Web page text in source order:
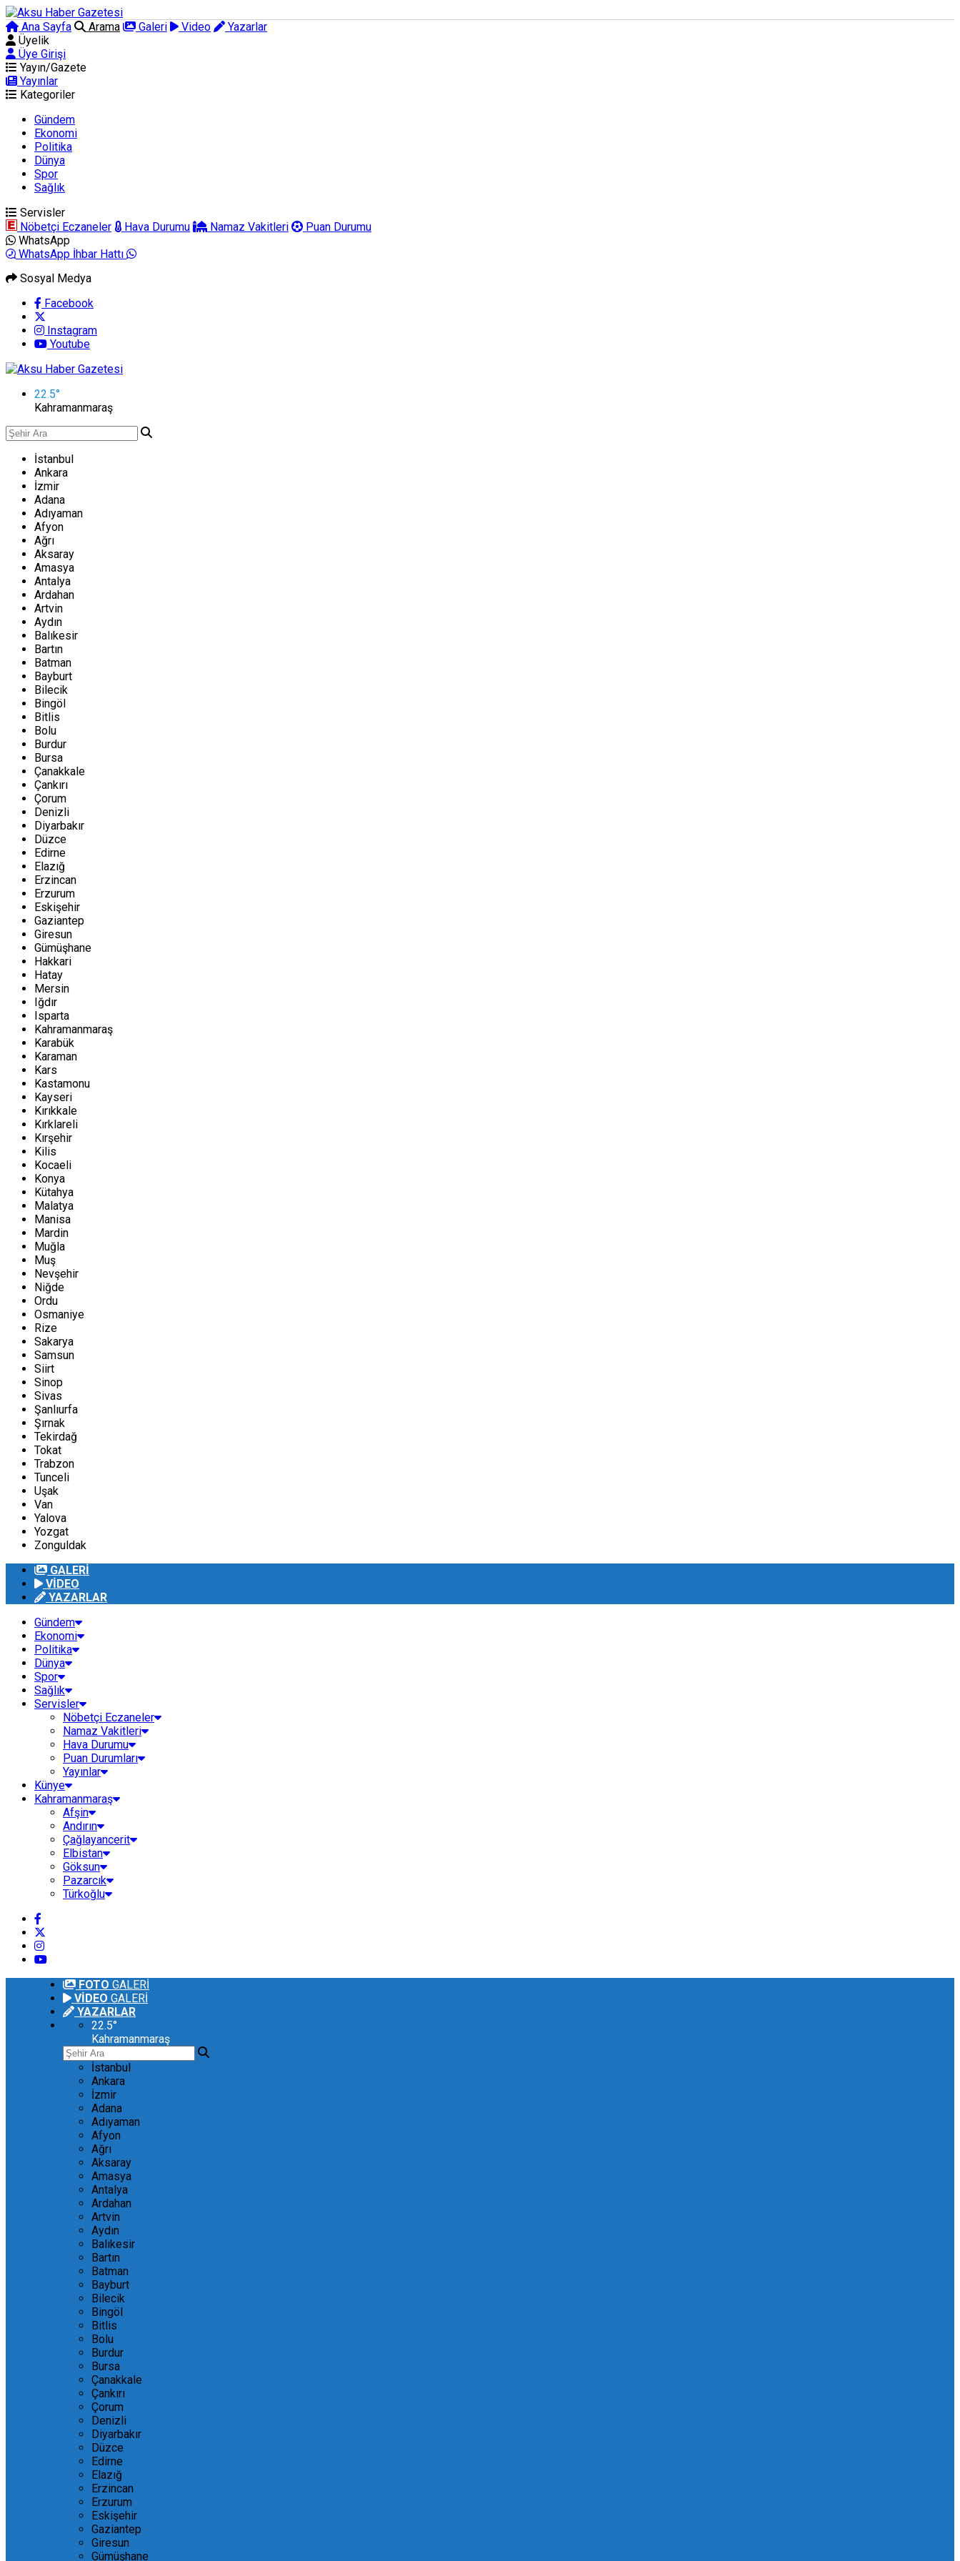
Ana Sayfa Arama Galeri Video
Yazarlar
Üyelik
Üye Girişi
Yayın/Gazete
Yayınlar
Kategoriler
Gündem
Ekonomi
Politika
Dünya
Spor
Sağlık
Servisler
Nöbetçi Eczaneler
Hava Durumu Namaz Vakitleri
Puan Durumu
WhatsApp
WhatsApp İhbar Hattı
Sosyal Medya
Facebook
Instagram
Youtube
22.5°
Kahramanmaraş
İstanbul
Ankara
İzmir
Adana
Adıyaman
Afyon
Ağrı
Aksaray
Amasya
Antalya
Ardahan
Artvin
Aydın
Balıkesir
Bartın
Batman
Bayburt
Bilecik
Bingöl
Bitlis
Bolu
Burdur
Bursa
Çanakkale
Çankırı
Çorum
Denizli
Diyarbakır
Düzce
Edirne
Elazığ
Erzincan
Erzurum
Eskişehir
Gaziantep
Giresun
Gümüşhane
Hakkari
Hatay
Mersin
Iğdır
Isparta
Kahramanmaraş
Karabük
Karaman
Kars
Kastamonu
Kayseri
Kırıkkale
Kırklareli
Kırşehir
Kilis
Kocaeli
Konya
Kütahya
Malatya
Manisa
Mardin
Muğla
Muş
Nevşehir
Niğde
Ordu
Osmaniye
Rize
Sakarya
Samsun
Siirt
Sinop
Sivas
Şanlıurfa
Şırnak
Tekirdağ
Tokat
Trabzon
Tunceli
Uşak
Van
Yalova
Yozgat
Zonguldak
GALERİ
VİDEO
YAZARLAR
Gündem
Ekonomi
Politika
Dünya
Spor
Sağlık
Servisler
Nöbetçi Eczaneler
Namaz Vakitleri
Hava Durumu
Puan Durumları
Yayınlar
Künye
Kahramanmaraş
Afşin
Andırın
Çağlayancerit
Elbistan
Göksun
Pazarcık
Türkoğlu
FOTO GALERİ
VİDEO GALERİ
YAZARLAR
22.5°
Kahramanmaraş
İstanbul
Ankara
İzmir
Adana
Adıyaman
Afyon
Ağrı
Aksaray
Amasya
Antalya
Ardahan
Artvin
Aydın
Balıkesir
Bartın
Batman
Bayburt
Bilecik
Bingöl
Bitlis
Bolu
Burdur
Bursa
Çanakkale
Çankırı
Çorum
Denizli
Diyarbakır
Düzce
Edirne
Elazığ
Erzincan
Erzurum
Eskişehir
Gaziantep
Giresun
Gümüşhane